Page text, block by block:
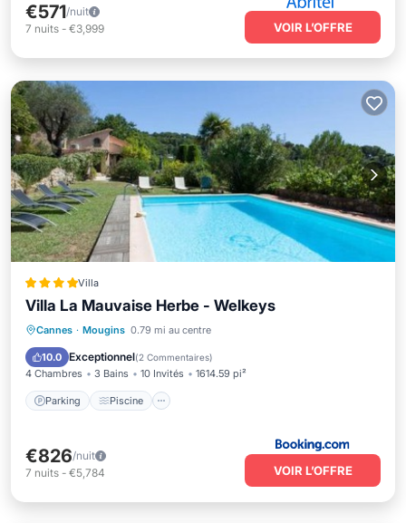
€571/nuit
7 nuits - €3,999 VOIR L’OFFRE
Villa
Villa La Mauvaise Herbe - Welkeys
Cannes · Mougins 0.79 mi au centre
10.0 Exceptionnel(2 Commentaires)
4 Chambres 3 Bains 10 Invités 1614.59 pi²
Parking Piscine
Parking Piscine
Vue
€826/nuit
7 nuits - €5,784 VOIR L’OFFRE